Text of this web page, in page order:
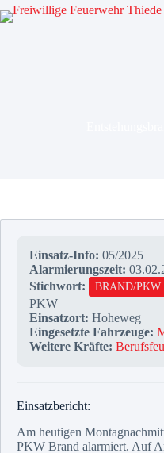
Zum
Inhalt
Einsatz-Info: 05/2025
Alarmierungszeit:
Stichwort:
BRAND/PKW
PKW
Einsatzort: Hoheweg
Eingesetzte Fahrzeuge:
Weitere Kräfte:
Einsatzbericht:
Am heutigen
PKW Brand alarmiert. Auf